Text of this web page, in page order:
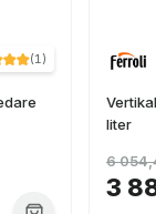
(1)
liter
3
6